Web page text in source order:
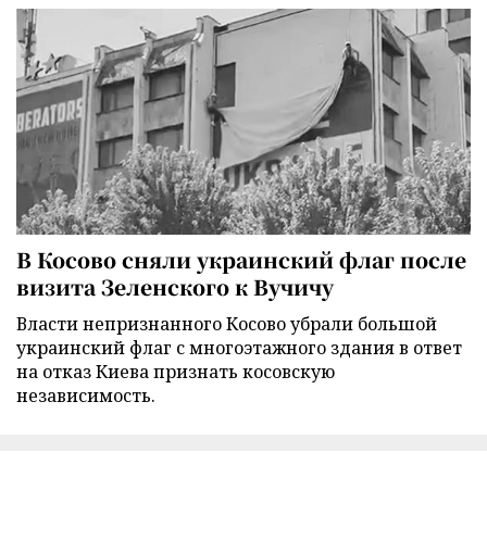
В Косово сняли украинский флаг после
визита Зеленского к Вучичу
Власти непризнанного Косово убрали большой
украинский флаг с многоэтажного здания в ответ
на отказ Киева признать косовскую
независимость.